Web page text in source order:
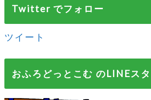
Twitter でフォロー
ツイート
おふろどっとこむ のLINEス